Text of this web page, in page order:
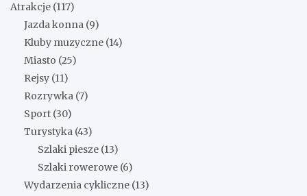
Atrakcje (117)
Jazda konna (9)
Kluby muzyczne (14)
Miasto (25)
Rejsy (11)
Rozrywka (7)
Sport (30)
Turystyka (43)
Szlaki piesze (13)
Szlaki rowerowe (6)
Wydarzenia cykliczne (13)